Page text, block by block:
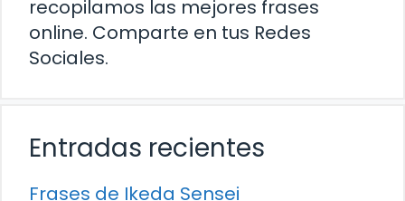
recopilamos las mejores frases
online. Comparte en tus Redes
Sociales.
Entradas recientes
Frases de Ikeda Sensei